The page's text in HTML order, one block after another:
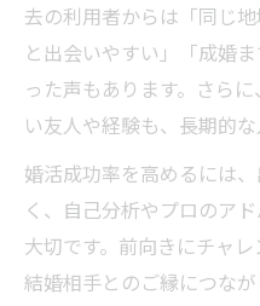
去の利用者からは「同じ
と出会いやすい」「成婚
った声もあります。さら
い友人や経験も、長期的
婚活成功率を高めるには
く、自己分析やプロのア
大切です。前向きにチャ
結婚相手とのご縁につなが